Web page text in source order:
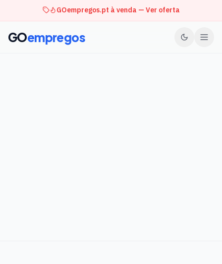
GOempregos.pt à venda — Ver oferta
GOempregos